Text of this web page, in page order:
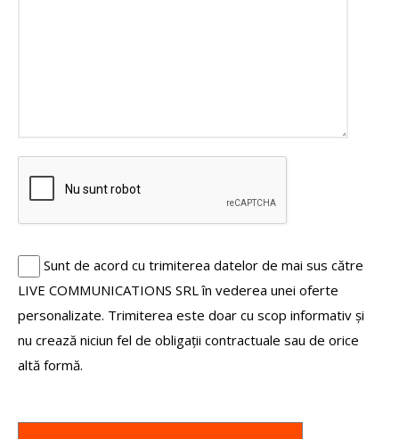
Sunt de acord cu trimiterea datelor de mai sus către
LIVE COMMUNICATIONS SRL în vederea unei oferte
personalizate. Trimiterea este doar cu scop informativ și
nu crează niciun fel de obligații contractuale sau de orice
altă formă.